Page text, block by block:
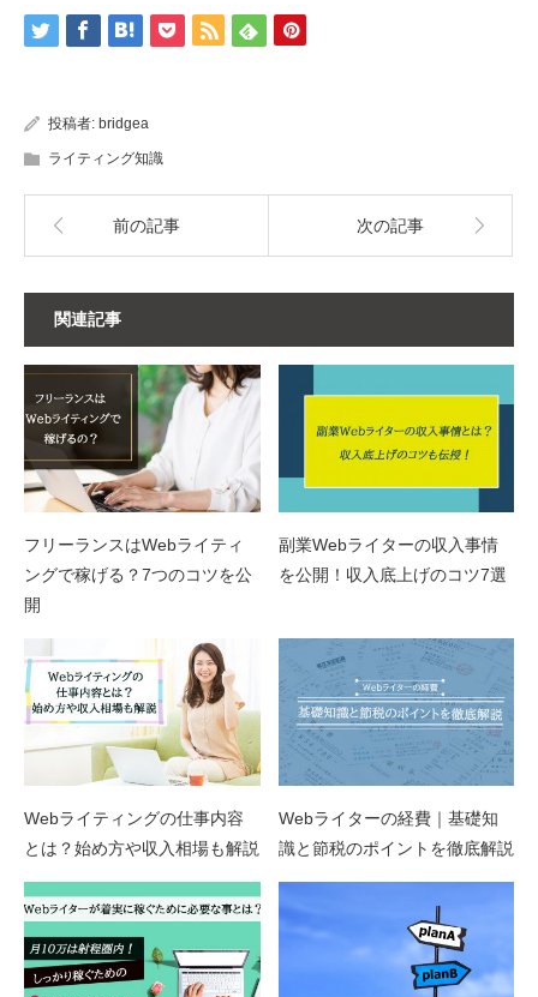
投稿者: bridgea
ライティング知識
前の記事 次の記事
関連記事
フリーランスはWebライティ
ングで稼げる？7つのコツを公
開
副業Webライターの収入事情
を公開！収入底上げのコツ7選
Webライティングの仕事内容
とは？始め方や収入相場も解説
Webライターの経費｜基礎知
識と節税のポイントを徹底解説